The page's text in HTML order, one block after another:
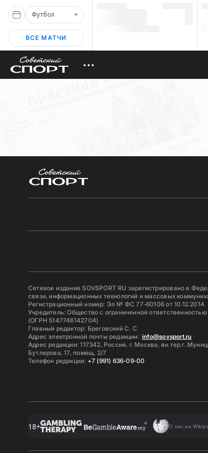
Футбол
ВСЕ МАТЧИ
Сетевое издание SOVSPORT RU зарегистрировано в
связи, информационных технологий и массовых
Регистрационный номер: Эл № ФС 77-60106 от 10.12.2014
Учредитель: Общество с ограниченной
(ОГРН 5147746142704)
Главный редактор: Бреговский С. С.
Адрес электронной почты редакции: info@sovsport.ru
Адрес редакции: 117342, Россия, г. Москва, вн.тер.г.
Бутлерова, 17, помещ. 2/7
Телефон редакции: +7 (991) 636-09-00
18+ О нас на